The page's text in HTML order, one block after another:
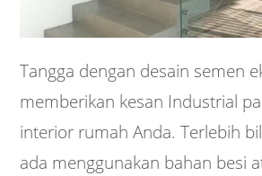
Tangga dengan desain semen
memberikan kesan Industrial
interior rumah Anda. Terlebih
ada menggunakan bahan besi